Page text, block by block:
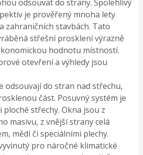
odsouvat do strany. Spolehlivý
je prověřený mnoha lety
zahraničních stavbách. Tato
střešní prosklení výrazně
hodnotu místností.
otevření a výhledy jsou
odsouvají do stran nad střechu,
část. Posuvný systém je
střechy. Okna jsou z
masivu, z vnější strany celá
mědí či speciálními plechy.
pro náročné klimatické